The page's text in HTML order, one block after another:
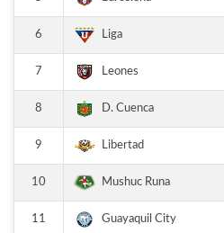
6 Liga
7 Leones
8 D. Cuenca
9 Libertad
10 Mushuc Runa
11 Guayaquil City